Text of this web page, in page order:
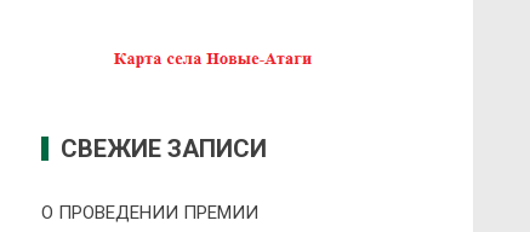
СВЕЖИЕ ЗАПИСИ
О ПРОВЕДЕНИИ ПРЕMИИ